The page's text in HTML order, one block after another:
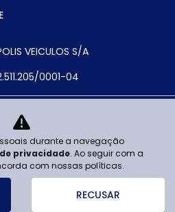
VEICULOS S/A
0001-04
o outro salva
durante a navegação
privacidade. Ao seguir com a
com nossas políticas.
RECUSAR